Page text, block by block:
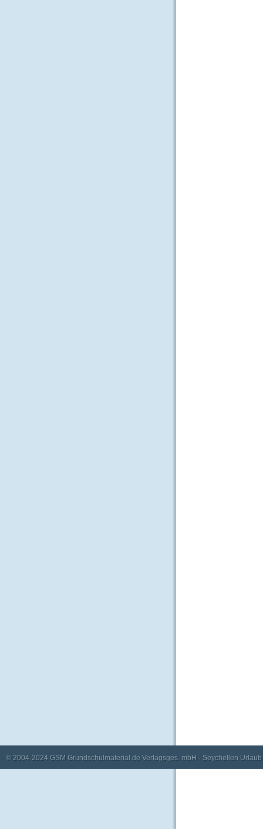
© 2004-2024 GSM Grundschulmaterial.de Verlagsges. mbH · Seychellen Urlaub